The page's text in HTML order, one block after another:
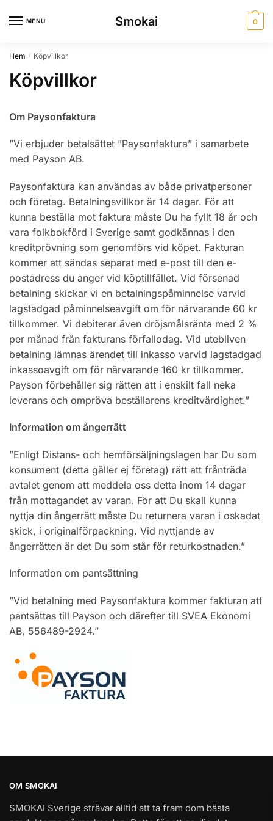
MENU Smokai 0
Hem / Köpvillkor
Köpvillkor
Om Paysonfaktura
”Vi erbjuder betalsättet ”Paysonfaktura” i samarbete
med Payson AB.
Paysonfaktura kan användas av både privatpersoner
och företag. Betalningsvillkor är 14 dagar. För att
kunna beställa mot faktura måste Du ha fyllt 18 år och
vara folkbokförd i Sverige samt godkännas i den
kreditprövning som genomförs vid köpet. Fakturan
kommer att sändas separat med e-post till den e-
postadress du anger vid köptillfället. Vid försenad
betalning skickar vi en betalningspåminnelse varvid
lagstadgad påminnelseavgift om för närvarande 60 kr
tillkommer. Vi debiterar även dröjsmålsränta med 2 %
per månad från fakturans förfallodag. Vid utebliven
betalning lämnas ärendet till inkasso varvid lagstadgad
inkassoavgift om för närvarande 160 kr tillkommer.
Payson förbehåller sig rätten att i enskilt fall neka
leverans och ompröva beställarens kreditvärdighet.”
Information om ångerrätt
”Enligt Distans- och hemförsäljningslagen har Du som
konsument (detta gäller ej företag) rätt att frånträda
avtalet genom att meddela oss detta inom 14 dagar
från mottagandet av varan. För att Du skall kunna
nyttja din ångerrätt måste Du returnera varan i oskadat
skick, i originalförpackning. Vid nyttjande av
ångerrätten är det Du som står för returkostnaden.”
Information om pantsättning
”Vid betalning med Paysonfaktura kommer fakturan att
pantsättas till Payson och därefter till SVEA Ekonomi
AB, 556489-2924.”
OM SMOKAI
SMOKAI Sverige strävar alltid att ta fram dom bästa